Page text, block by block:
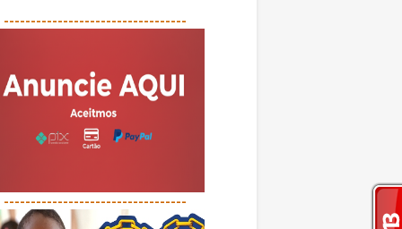
----------------------------------
----------------------------------